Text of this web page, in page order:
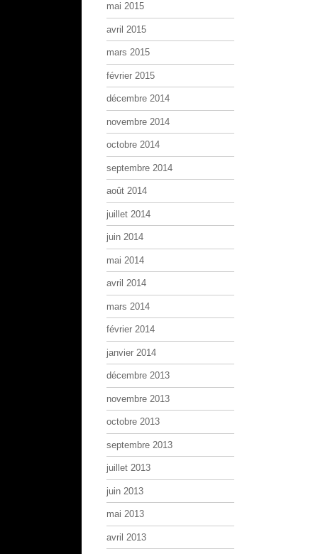
mai 2015
avril 2015
mars 2015
février 2015
décembre 2014
novembre 2014
octobre 2014
septembre 2014
août 2014
juillet 2014
juin 2014
mai 2014
avril 2014
mars 2014
février 2014
janvier 2014
décembre 2013
novembre 2013
octobre 2013
septembre 2013
juillet 2013
juin 2013
mai 2013
avril 2013